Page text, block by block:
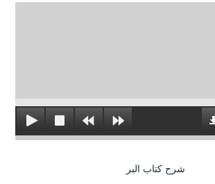
شرح كتاب البر